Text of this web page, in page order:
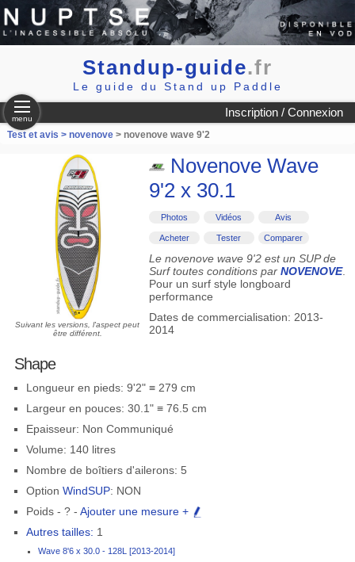
Standup-guide.fr
Le guide du Stand up Paddle
Inscription / Connexion
menu
Test et avis > novenove> novenove wave 9'2
Suivant les versions, l'aspect peut
être différent.
Novenove Wave
9'2 x 30.1
Photos Vidéos Avis
Acheter Tester Comparer
Le novenove wave 9'2 est un SUP de
Surf toutes conditions par NOVENOVE.
Pour un surf style longboard
performance
Dates de commercialisation: 2013-
2014
Shape
Longueur en pieds: 9'2" ≡ 279 cm
Largeur en pouces: 30.1" ≡ 76.5 cm
Epaisseur: Non Communiqué
Volume: 140 litres
Nombre de boîtiers d'ailerons: 5
Option WindSUP: NON
Poids - ? - Ajouter une mesure +
Autres tailles: 1
Wave 8'6 x 30.0 - 128L [2013-2014]